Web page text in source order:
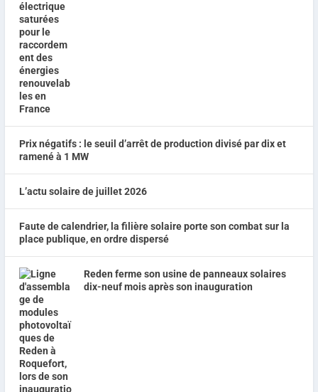
Prix négatifs : le seuil d’arrêt de production divisé par dix et
ramené à 1 MW
L’actu solaire de juillet 2026
Faute de calendrier, la filière solaire porte son combat sur la
place publique, en ordre dispersé
Reden ferme son usine de panneaux solaires
dix-neuf mois après son inauguration